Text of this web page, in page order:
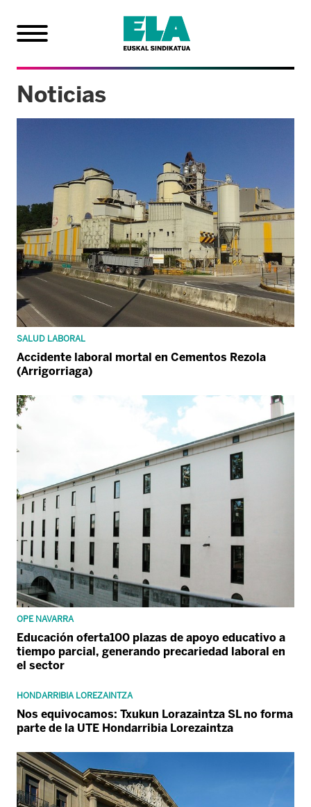
Noticias
SALUD LABORAL
Accidente laboral mortal en Cementos Rezola
(Arrigorriaga)
OPE NAVARRA
Educación oferta100 plazas de apoyo educativo a
tiempo parcial, generando precariedad laboral en
el sector
HONDARRIBIA LOREZAINTZA
Nos equivocamos: Txukun Lorazaintza SL no forma
parte de la UTE Hondarribia Lorezaintza